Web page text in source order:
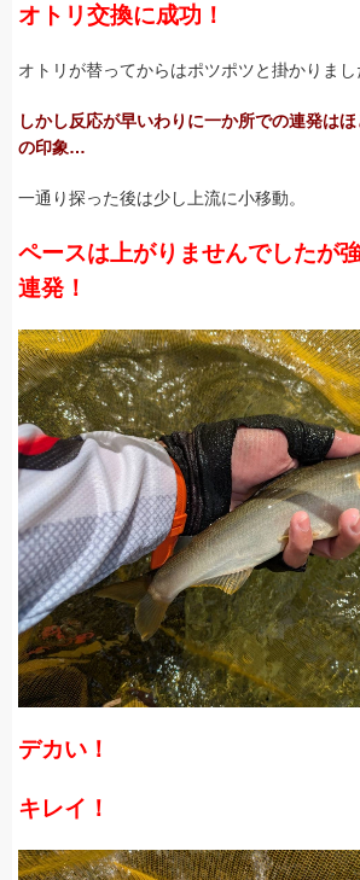
オトリ交換に成功！
オトリが替ってからはポツポツと掛かりまし
しかし反応が早いわりに一か所での連発は
の印象…
一通り探った後は少し上流に小移動。
ペースは上がりませんでしたが
連発！
デカい！
キレイ！